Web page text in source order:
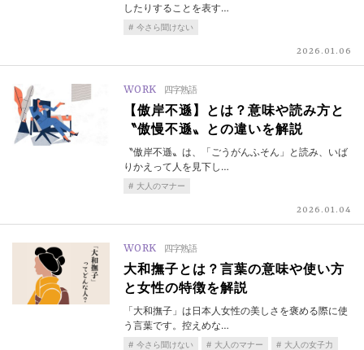
したりすることを表す…
今さら聞けない
2026.01.06
WORK 四字熟語
【傲岸不遜】とは？意味や読み方と
〝傲慢不遜〟との違いを解説
〝傲岸不遜〟は、「ごうがんふそん」と読み、いば
りかえって人を見下し…
大人のマナー
2026.01.04
WORK 四字熟語
大和撫子とは？言葉の意味や使い方
と女性の特徴を解説
「大和撫子」は日本人女性の美しさを褒める際に使
う言葉です。控えめな…
今さら聞けない 大人のマナー 大人の女子力